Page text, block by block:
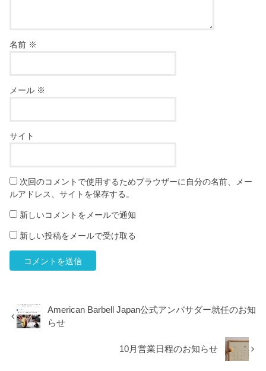
名前 ※
メール ※
サイト
次回のコメントで使用するためブラウザーに自分の名前、メー
ルアドレス、サイトを保存する。
新しいコメントをメールで通知
新しい投稿をメールで受け取る
American Barbell Japan公式アンバサダー就任のお知
らせ
10月営業日程のお知らせ